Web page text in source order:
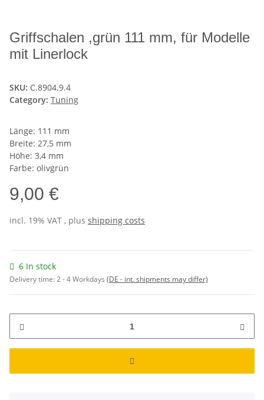
Griffschalen ,grün 111 mm, für Modelle
mit Linerlock
SKU: C.8904.9.4
Category: Tuning
Länge: 111 mm
Breite: 27,5 mm
Höhe: 3,4 mm
Farbe: olivgrün
9,00 €
incl. 19% VAT , plus shipping costs
6 In stock
Delivery time:2 - 4 Workdays (DE - int. shipments may differ)